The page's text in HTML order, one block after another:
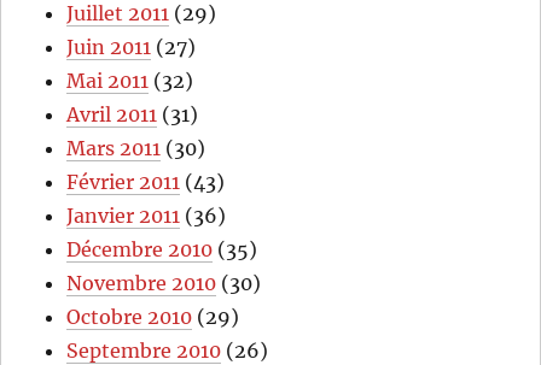
Juillet 2011 (29)
Juin 2011 (27)
Mai 2011 (32)
Avril 2011 (31)
Mars 2011 (30)
Février 2011 (43)
Janvier 2011 (36)
Décembre 2010 (35)
Novembre 2010 (30)
Octobre 2010 (29)
Septembre 2010 (26)